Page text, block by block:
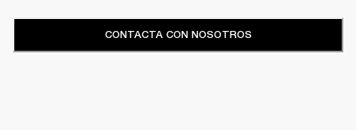
CONTACTA CON NOSOTROS